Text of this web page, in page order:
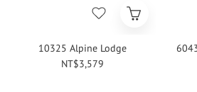
10325 Alpine Lodge
NT$3,579